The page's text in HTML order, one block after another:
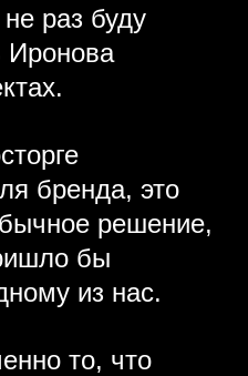
раз буду
Иронова
бренда, это
решение,
бы
из нас.
то, что